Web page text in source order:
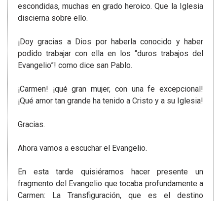
escondidas, muchas en grado heroico. Que la Iglesia
discierna sobre ello.
¡Doy gracias a Dios por haberla conocido y haber
podido trabajar con ella en los “duros trabajos del
Evangelio”! como dice san Pablo.
¡Carmen! ¡qué gran mujer, con una fe excepcional!
¡Qué amor tan grande ha tenido a Cristo y a su Iglesia!
Gracias.
Ahora vamos a escuchar el Evangelio.
En esta tarde quisiéramos hacer presente un
fragmento del Evangelio que tocaba profundamente a
Carmen: La Transfiguración, que es el destino